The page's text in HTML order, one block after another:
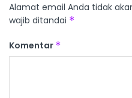
Alamat email Anda tidak
wajib ditandai *
Komentar *